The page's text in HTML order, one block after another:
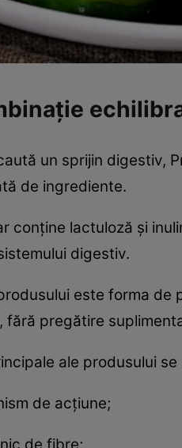
un sprijin digestiv,
de ingrediente.
conține lactuloză și
digestiv.
este forma
fără pregătire
ale produsului se
de acțiune;
de fibre;